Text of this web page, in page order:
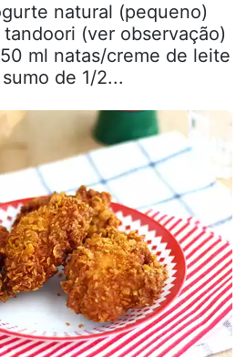
natural (pequeno)
(ver observação)
ml natas/creme de leite
de 1/2...